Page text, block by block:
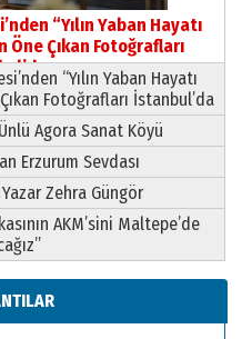
Şirin’e
“Yılın Yaban Hayatı
Öne Çıkan Fotoğrafları
“Yılın Yaban Hayatı
Fotoğrafları İstanbul’da
Agora Sanat Köyü
Erzurum Sevdası
Zehra Güngör
AKM’sini Maltepe’de